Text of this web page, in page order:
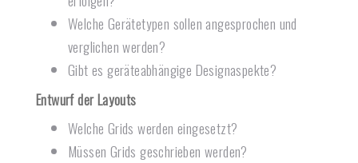
Welche Gerätetypen sollen angesprochen und
verglichen werden?
Gibt es geräteabhängige Designaspekte?
Entwurf der Layouts
Welche Grids werden eingesetzt?
Müssen Grids geschrieben werden?